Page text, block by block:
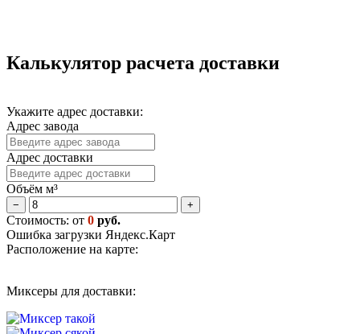
Калькулятор расчета доставки
Укажите адрес доставки:
Адрес завода
Адрес доставки
Объём м³
− +
Стоимость: от 0 руб.
Ошибка загрузки Яндекс.Карт
Расположение на карте:
Миксеры для доставки: